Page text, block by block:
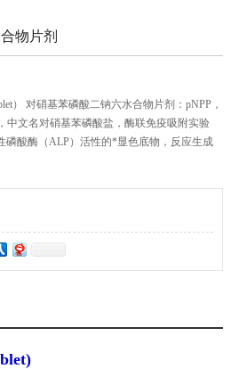
物片剂
） 对硝基苯磷酸二钠六水合物片剂：pNPP，
中文名对硝基苯磷酸盐，酶联免疫吸附实验
磷酸酶（ALP）活性的*显色底物，反应生成
终止反应后，可用分光光度计在405nm处